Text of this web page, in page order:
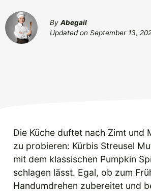
By Abegail
Updated on September 13,
Die Küche duftet nach Zimt und
zu probieren: Kürbis Streusel
mit dem klassischen Pumpkin
schlagen lässt. Egal, ob zum
Handumdrehen zubereitet und